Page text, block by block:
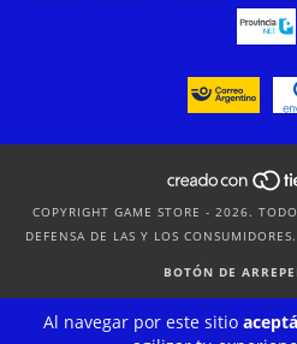
Al navegar por este sitio
COPYRIGHT GAME STORE - 2026.
DEFENSA DE LAS Y LOS
BOTÓN DE